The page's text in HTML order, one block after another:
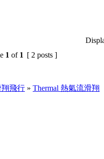
1 of 1 [ 2 posts ]
翔飛行 » Thermal 熱氣流滑翔